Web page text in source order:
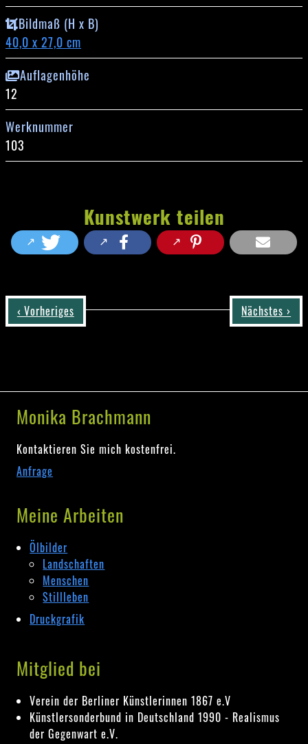
Bildmaß (H x B)
40,0 x 27,0 cm
Auflagenhöhe
12
Werknummer
103
Kunstwerk teilen
‹ Vorheriges Nächstes ›
Monika Brachmann
Kontaktieren Sie mich kostenfrei.
Anfrage
Meine Arbeiten
Ölbilder
Landschaften
Menschen
Stillleben
Druckgrafik
Mitglied bei
Verein der Berliner Künstlerinnen 1867 e.V
Künstlersonderbund in Deutschland 1990 - Realismus
der Gegenwart e.V.